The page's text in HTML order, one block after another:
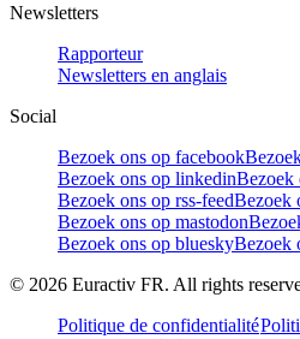
Newsletters
Rapporteur
Newsletters en anglais
Social
Bezoek ons op facebook
Bezoek ons op linkedinBezoek
Bezoek ons op rss-feedBezoek
Bezoek ons op mastodon
Bezoek ons op blueskyBezoek
© 2026 Euractiv FR. All rights
Politique de confidentialité